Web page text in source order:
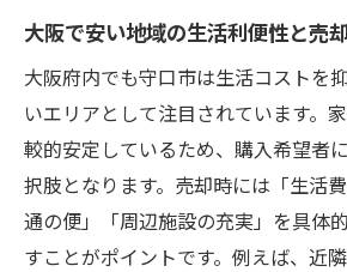
大阪で安い地域の生活利便性と売
大阪府内でも守口市は生活コストを
いエリアとして注目されています。
較的安定しているため、購入希望者
択肢となります。売却時には「生活
通の便」「周辺施設の充実」を具体
すことがポイントです。例えば、近